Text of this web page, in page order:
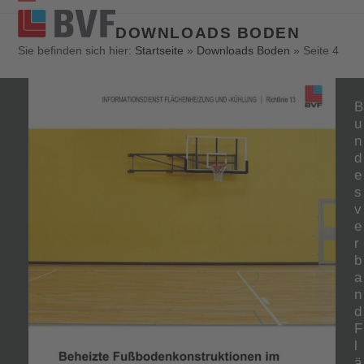
Open
mobile
Close
mobile
DOWNLOADS BODEN
Sie befinden sich hier: Startseite » Downloads Boden » Seite 4
B
u
n
d
e
s
v
e
r
b
a
n
d
F
l